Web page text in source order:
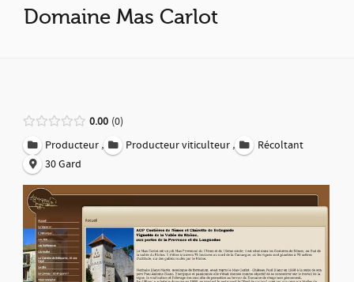
Domaine Mas Carlot
0.00 0
Producteur , Producteur viticulteur ,
Récoltant
30 Gard